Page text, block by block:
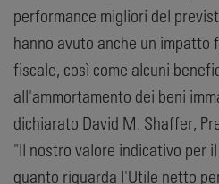
performance migliori del
hanno avuto anche un impatto
fiscale, così come alcuni
all'ammortamento dei beni
dichiarato David M. Shaffer,
"Il nostro valore indicativo per
quanto riguarda l'Utile netto